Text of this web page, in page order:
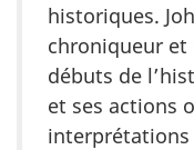
historiques.
chroniqueur
débuts de
et ses actions
interprétations